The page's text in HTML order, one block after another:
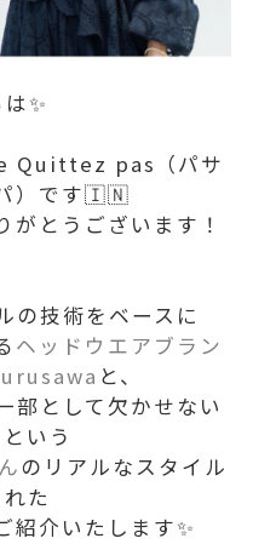
✨
Quittez pas（パサ
）です🇮🇳
がとうございます！
の技術をベースに
ヘッドウエアブラン
と、
部として欠かせない
いう
のリアルなスタイル
た
紹介いたします✨